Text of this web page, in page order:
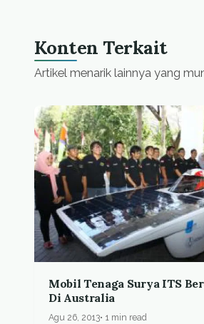
Konten Terkait
Artikel menarik lainnya yang
Mobil Tenaga Surya ITS
Di Australia
Agu 26, 2013 1 min read